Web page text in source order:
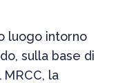
luogo intorno
sulla base di
la